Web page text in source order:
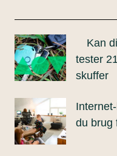
Kan
tester
skuffer
du brug